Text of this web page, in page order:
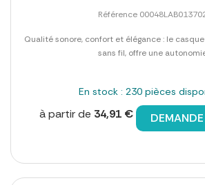
Référence
Qualité sonore, confort et élégance : le
sans fil, offre une
En stock : 230 pièces
à partir de 34,91 €